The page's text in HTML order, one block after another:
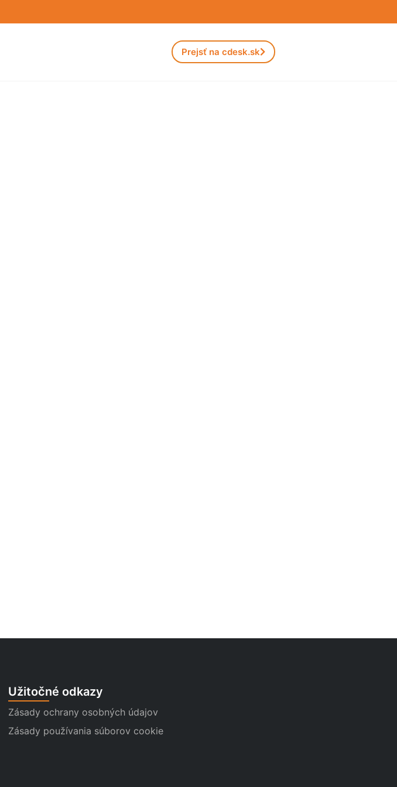
Prejsť na cdesk.sk
Užitočné odkazy
Zásady ochrany osobných údajov
Zásady používania súborov cookie